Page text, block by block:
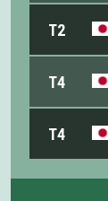
T2
T4
T4